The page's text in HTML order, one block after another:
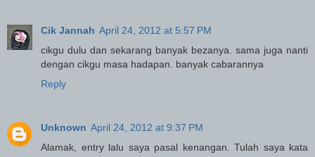
Cik Jannah April 24, 2012 at 5:57 PM
cikgu dulu dan sekarang banyak bezanya. sama juga nanti
dengan cikgu masa hadapan. banyak cabarannya
Reply
Unknown April 24, 2012 at 9:37 PM
Alamak, entry lalu saya pasal kenangan. Tulah saya kata